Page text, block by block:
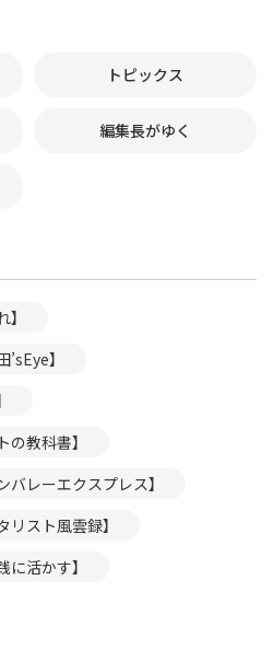
トピックス
編集長がゆく
】
教科書】
レーエクスプレス】
スト風雲録】
活かす】